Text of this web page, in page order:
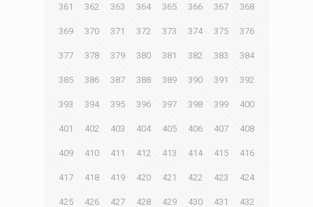
361 362 363 364 365 366 367 368
369 370 371 372 373 374 375 376
377 378 379 380 381 382 383 384
385 386 387 388 389 390 391 392
393 394 395 396 397 398 399 400
401 402 403 404 405 406 407 408
409 410 411 412 413 414 415 416
417 418 419 420 421 422 423 424
425 426 427 428 429 430 431 432